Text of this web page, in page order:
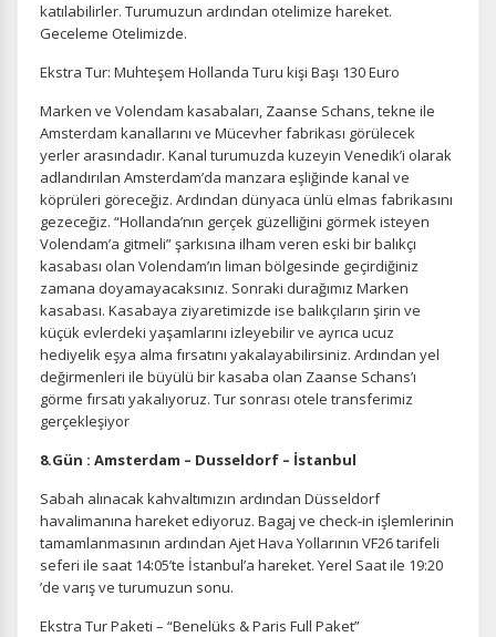
katılabilirler. Turumuzun ardından otelimize hareket.
Geceleme Otelimizde.
Ekstra Tur: Muhteşem Hollanda Turu kişi Başı 130 Euro
Marken ve Volendam kasabaları, Zaanse Schans, tekne ile
Amsterdam kanallarını ve Mücevher fabrikası görülecek
yerler arasındadır. Kanal turumuzda kuzeyin Venedik’i olarak
adlandırılan Amsterdam’da manzara eşliğinde kanal ve
köprüleri göreceğiz. Ardından dünyaca ünlü elmas fabrikasını
gezeceğiz. “Hollanda’nın gerçek güzelliğini görmek isteyen
Volendam’a gitmeli” şarkısına ilham veren eski bir balıkçı
kasabası olan Volendam’ın liman bölgesinde geçirdiğiniz
zamana doyamayacaksınız. Sonraki durağımız Marken
kasabası. Kasabaya ziyaretimizde ise balıkçıların şirin ve
küçük evlerdeki yaşamlarını izleyebilir ve ayrıca ucuz
hediyelik eşya alma fırsatını yakalayabilirsiniz. Ardından yel
değirmenleri ile büyülü bir kasaba olan Zaanse Schans’ı
görme fırsatı yakalıyoruz. Tur sonrası otele transferimiz
gerçekleşiyor
8.Gün : Amsterdam – Dusseldorf – İstanbul
Sabah alınacak kahvaltımızın ardından Düsseldorf
havalimanına hareket ediyoruz. Bagaj ve check-in işlemlerinin
tamamlanmasının ardından Ajet Hava Yollarının VF26 tarifeli
seferi ile saat 14:05’te İstanbul’a hareket. Yerel Saat ile 19:20
’de varış ve turumuzun sonu.
Ekstra Tur Paketi – “Benelüks & Paris Full Paket”